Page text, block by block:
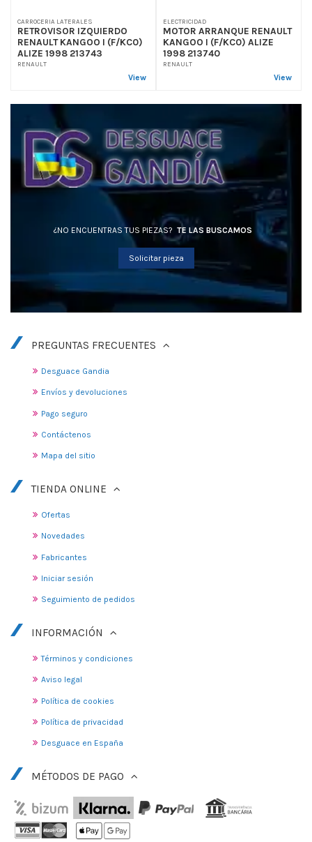
CARROCERIA LATERALES
RETROVISOR IZQUIERDO
RENAULT KANGOO I (F/KC0)
ALIZE 1998 213743
RENAULT
View
ELECTRICIDAD
MOTOR ARRANQUE RENAULT
KANGOO I (F/KC0) ALIZE
1998 213740
RENAULT
View
¿NO ENCUENTRAS TUS PIEZAS? TE LAS BUSCAMOS
Solicitar pieza
PREGUNTAS FRECUENTES
Desguace Gandia
Envíos y devoluciones
Pago seguro
Contáctenos
Mapa del sitio
TIENDA ONLINE
Ofertas
Novedades
Fabricantes
Iniciar sesión
Seguimiento de pedidos
INFORMACIÓN
Términos y condiciones
Aviso legal
Política de cookies
Política de privacidad
Desguace en España
MÉTODOS DE PAGO